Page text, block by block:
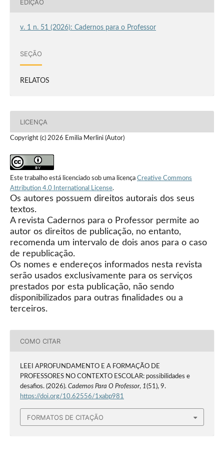
EDIÇÃO
v. 1 n. 51 (2026): Cadernos para o Professor
SEÇÃO
RELATOS
LICENÇA
Copyright (c) 2026 Emilia Merlini (Autor)
Este trabalho está licenciado sob uma licença Creative Commons
Attribution 4.0 International License.
Os autores possuem direitos autorais dos seus
textos.
A revista Cadernos para o Professor permite ao
autor os direitos de publicação, no entanto,
recomenda um intervalo de dois anos para o caso
de republicação.
Os nomes e endereços informados nesta revista
serão usados exclusivamente para os serviços
prestados por esta publicação, não sendo
disponibilizados para outras finalidades ou a
terceiros.
COMO CITAR
LEEI APROFUNDAMENTO E A FORMAÇÃO DE
PROFESSORES NO CONTEXTO ESCOLAR: possibilidades e
desafios. (2026). Cadernos Para O Professor, 1(51), 9.
https://doi.org/10.62556/1xabp981
FORMATOS DE CITAÇÃO